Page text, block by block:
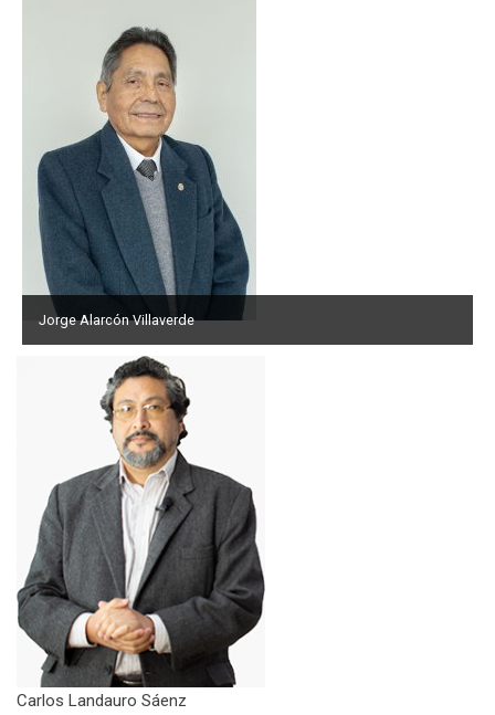
Jorge Alarcón Villaverde
Carlos Landauro Sáenz